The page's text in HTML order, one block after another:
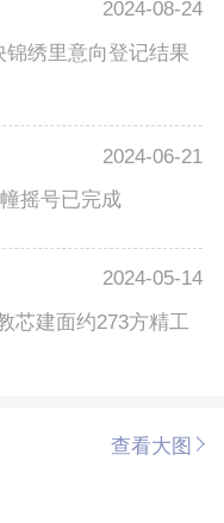
2024-08-24
锦绣里意向登记结果
2024-06-21
摇号已完成
2024-05-14
芯建面约273方精工
查看大图